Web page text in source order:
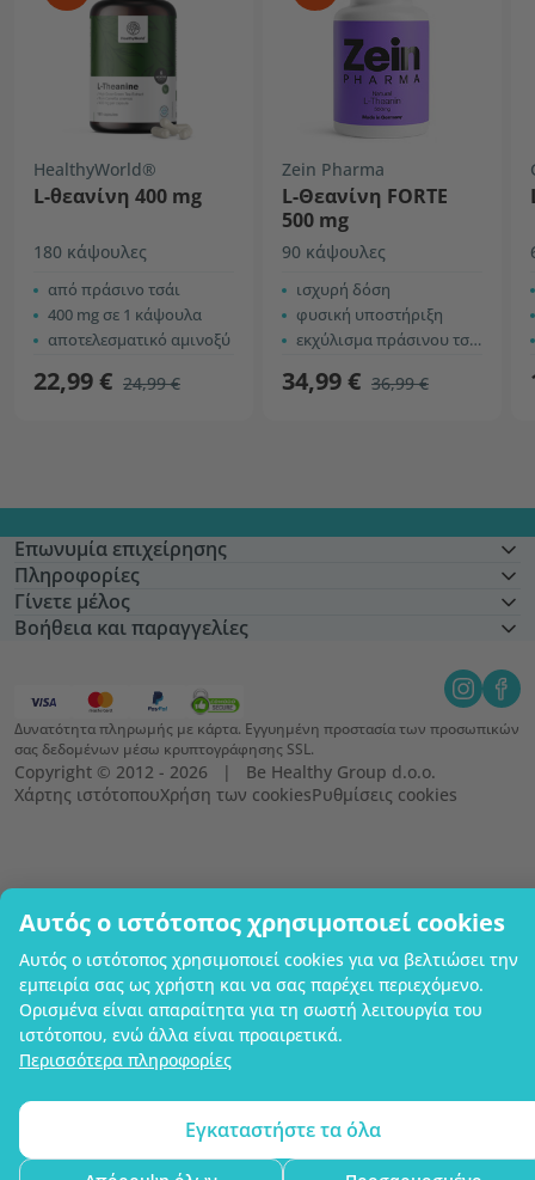
Αυτός ο ιστότοπος χρησιμοποιεί cookies
Αυτός ο ιστότοπος χρησιμοποιεί cookies για να βελτιώσει την
εμπειρία σας ως χρήστη και να σας παρέχει περιεχόμενο.
Ορισμένα είναι απαραίτητα για τη σωστή λειτουργία του
ιστότοπου, ενώ άλλα είναι προαιρετικά.
Περισσότερα πληροφορίες
Εγκαταστήστε τα όλα
HealthyWorld®
L-θεανίνη 400 mg
180 κάψουλες
από πράσινο τσάι
400 mg σε 1 κάψουλα
αποτελεσματικό αμινοξύ
22,99 € 24,99 €
Zein Pharma
L-Θεανίνη FORTE
500 mg
90 κάψουλες
ισχυρή δόση
φυσική υποστήριξη
εκχύλισμα πράσινου τσαγιού
34,99 € 36,99 €
Επωνυμία επιχείρησης
Πληροφορίες
Γίνετε μέλος
Βοήθεια και παραγγελίες
Δυνατότητα πληρωμής με κάρτα. Εγγυημένη προστασία των προσωπικών
σας δεδομένων μέσω κρυπτογράφησης SSL.
Copyright © 2012 - 2026   |   Be Healthy Group d.o.o.
Χάρτης ιστότοπουΧρήση των cookiesΡυθμίσεις cookies